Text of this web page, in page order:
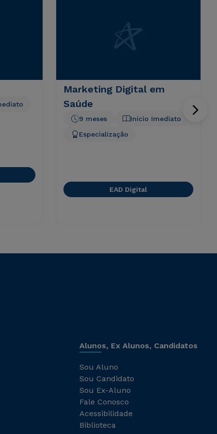
Marketing Digital em
Saúde
Início Imediato
9 meses
Especialização
EAD Digital
Alunos, Ex Alunos, Candidatos
Sou Aluno
Sou Candidato
Sou Ex-Aluno
Fale Conosco
Acessibilidade
Biblioteca